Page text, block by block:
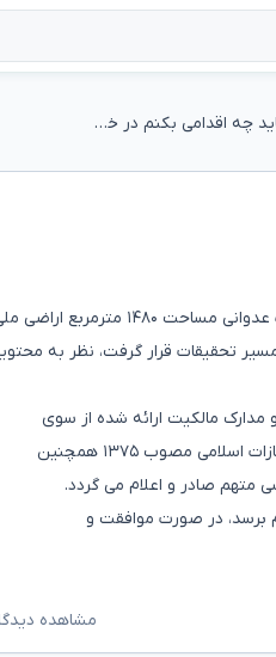
لطفا بفرمائید بنده باید چه اقدامی بکنم در خصوص این ابلاغیه؟
در خصوص اتهام خانم ----------- فرزند گل بابا، فعلا آزاد با قرار کفالت و معرفی کفیل دائر بر: تصرف
تحقیقات قرار گرفت، نظر به
مشاهده